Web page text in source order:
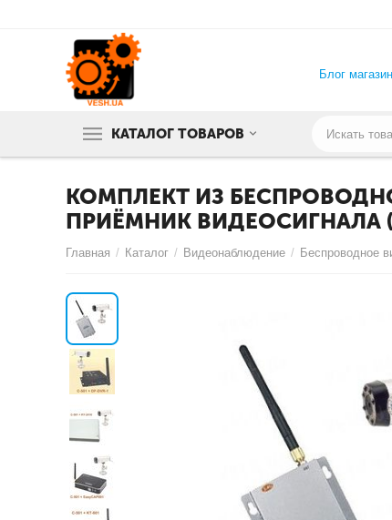
Блог
КАТАЛОГ ТОВАРОВ
КОМПЛЕКТ ИЗ
ПРИЁМНИК ВИДЕОСИГНАЛА
Главная / Каталог / Видеонаблюдение / Беспроводное